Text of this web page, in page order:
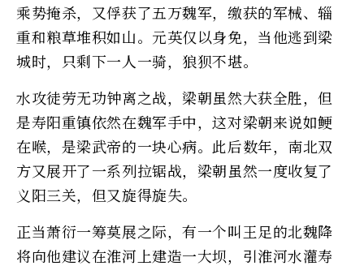
乘势掩杀，又俘获了五万魏军，缴获的军械、辎
重和粮草堆积如山。元英仅以身免，当他逃到梁
城时，只剩下一人一骑，狼狈不堪。
水攻徒劳无功钟离之战，梁朝虽然大获全胜，但
是寿阳重镇依然在魏军手中，这对梁朝来说如鲠
在喉，是梁武帝的一块心病。此后数年，南北双
方又展开了一系列拉锯战，梁朝虽然一度收复了
义阳三关，但又旋得旋失。
正当萧衍一筹莫展之际，有一个叫王足的北魏降
将向他建议在淮河上建造一大坝，引淮河水灌寿